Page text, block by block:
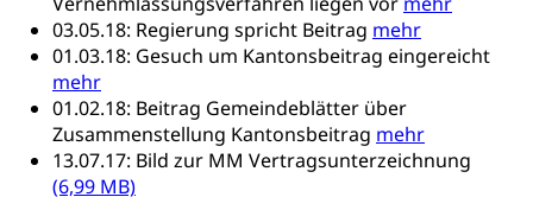
03.05.18: Regierung spricht Beitrag mehr
01.03.18: Gesuch um Kantonsbeitrag eingereicht
mehr
01.02.18: Beitrag Gemeindeblätter über
Zusammenstellung Kantonsbeitrag mehr
13.07.17: Bild zur MM Vertragsunterzeichnung
(6,99 MB)
Existenzsicherung - Sozialhilfe
Soziales und Gesellschaft (Dienststelle)
Opferhilfe
Arbeitslosenversicherung (WAS Luzern)
Invalidenversicherung (WAS Luzern)
Arzneimittelabhängigkeit, Suchtkrankheit,
Drogenabhängige, Drogensüchtige,
Betäubungsmittel, Suchtmittel, Psychopharmaka
Fachstelle Sucht Region Luzern
Drogen (Polizei)
Gesundheitsversorgung
Gesundheitsversorgung, Spital, Pflegeinitiative,
Ambulant vor stationär, AVOS, Patientendossier